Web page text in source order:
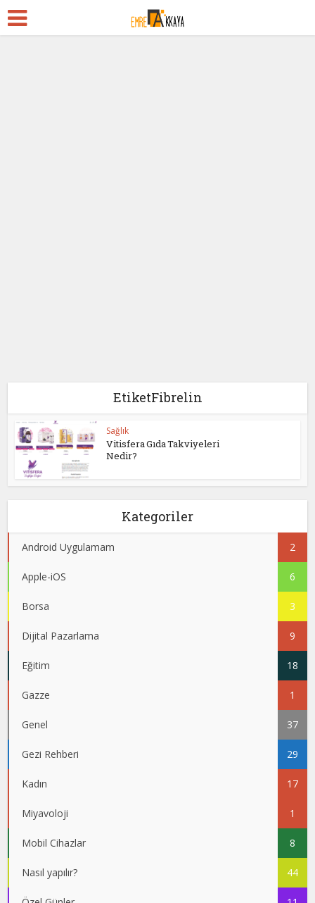
EtiketFibrelin
Sağlık
Vitisfera Gıda Takviyeleri
Nedir?
Kategoriler
Android Uygulamam 2
Apple-iOS 6
Borsa 3
Dijital Pazarlama 9
Eğitim 18
Gazze 1
Genel 37
Gezi Rehberi 29
Kadın 17
Miyavoloji 1
Mobil Cihazlar 8
Nasıl yapılır? 44